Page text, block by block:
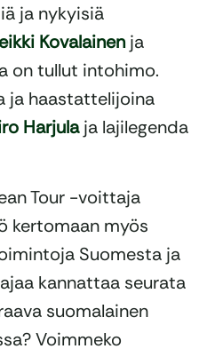
ja nykyisiä
Kovalainenja
on tullut intohimo.
ja haastattelijoina
Harjulaja lajilegenda
Tour -voittaja
kertomaan myös
Suomesta ja
kannattaa seurata
suomalainen
Voimmeko